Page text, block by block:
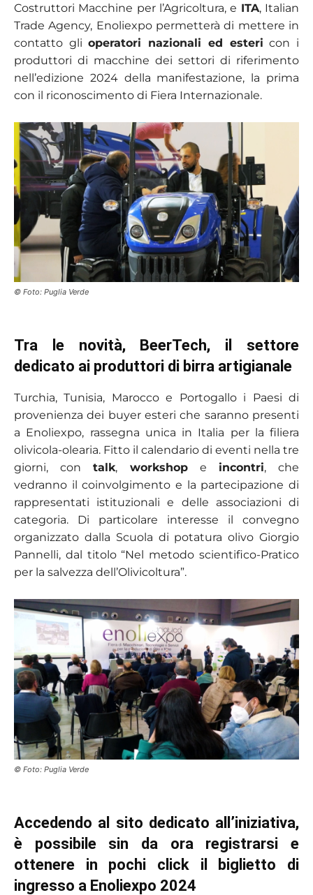
Costruttori Macchine per l’Agricoltura, e ITA, Italian
Trade Agency, Enoliexpo permetterà di mettere in
contatto glioperatori nazionali ed esteri con i
produttori di macchine dei settori di riferimento
nell’edizione 2024 della manifestazione, la prima
con il riconoscimento di Fiera Internazionale.
© Foto: Puglia Verde
Tra le novità, BeerTech, il settore
dedicato ai produttori di birra artigianale
Turchia, Tunisia, Marocco e Portogallo i Paesi di
provenienza dei buyer esteri che saranno presenti
a Enoliexpo, rassegna unica in Italia per la filiera
olivicola-olearia. Fitto il calendario di eventi nella tre
giorni, contalk, workshope incontri, che
vedranno il coinvolgimento e la partecipazione di
rappresentati istituzionali e delle associazioni di
categoria. Di particolare interesse il convegno
organizzato dalla Scuola di potatura olivo Giorgio
Pannelli, dal titolo “Nel metodo scientifico-Pratico
per la salvezza dell’Olivicoltura”.
© Foto: Puglia Verde
Accedendo al sito dedicato all’iniziativa,
è possibile sin da ora registrarsi e
ottenere in pochi click il biglietto di
ingresso a Enoliexpo 2024